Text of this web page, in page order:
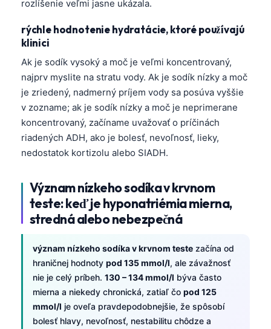
rozlíšenie veľmi jasne ukázala.
rýchle hodnotenie hydratácie, ktoré používajú
klinici
Ak je sodík vysoký a moč je veľmi koncentrovaný,
najprv myslite na stratu vody. Ak je sodík nízky a moč
je zriedený, nadmerný príjem vody sa posúva vyššie
v zozname; ak je sodík nízky a moč je neprimerane
koncentrovaný, začíname uvažovať o príčinách
riadených ADH, ako je bolesť, nevoľnosť, lieky,
nedostatok kortizolu alebo SIADH.
Význam nízkeho sodíka v krvnom
teste: keď je hyponatriémia mierna,
stredná alebo nebezpečná
význam nízkeho sodíka v krvnom teste začína od
hraničnej hodnoty pod 135 mmol/l, ale závažnosť
nie je celý príbeh. 130 – 134 mmol/l býva často
mierna a niekedy chronická, zatiaľ čo pod 125
mmol/l je oveľa pravdepodobnejšie, že spôsobí
bolesť hlavy, nevoľnosť, nestabilitu chôdze a